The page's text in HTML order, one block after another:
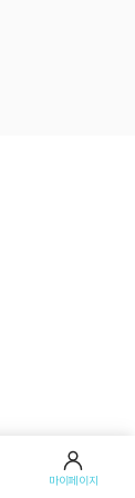
마이페이지